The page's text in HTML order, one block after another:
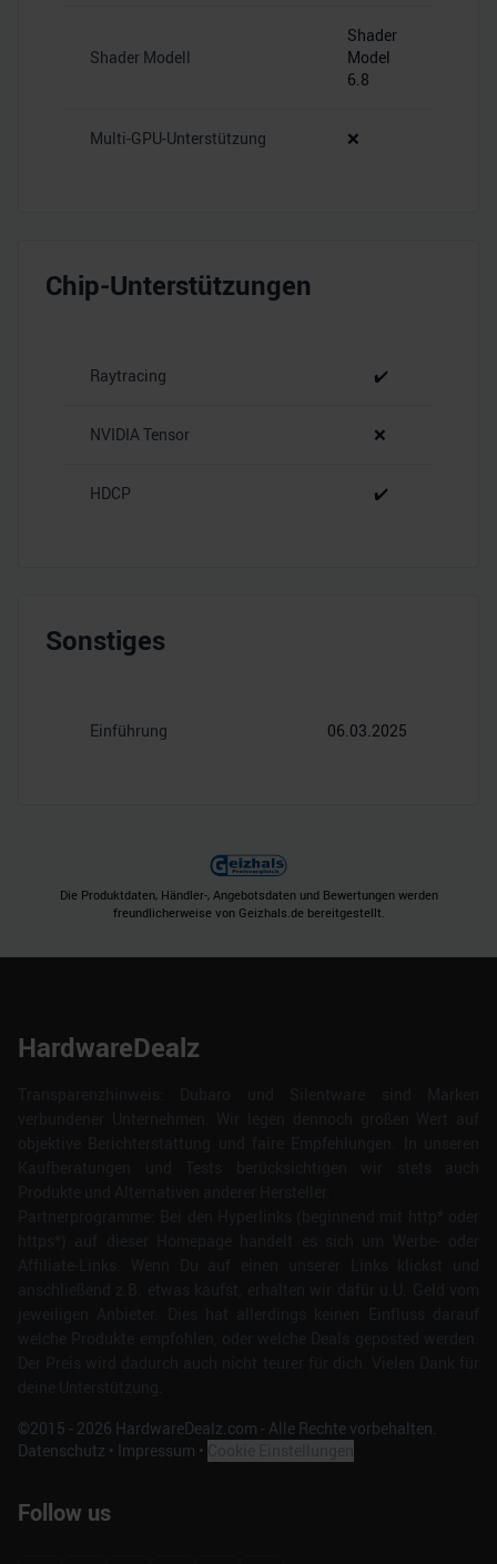
Shader Modell
Shader
Model
6.8
Multi-GPU-Unterstützung ❌
Chip-Unterstützungen
Raytracing ✔️
NVIDIA Tensor ❌
HDCP ✔️
Sonstiges
Einführung 06.03.2025
Die Produktdaten, Händler-, Angebotsdaten und Bewertungen werden
freundlicherweise von Geizhals.de bereitgestellt.
HardwareDealz
©2015 - 2026 HardwareDealz.com - Alle Rechte vorbehalten.
Datenschutz • Impressum •
Follow us